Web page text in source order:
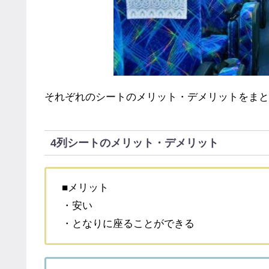
それぞれのシートのメリット・デメリットをま
4列シートのメリット・デメリット
■メリット
・安い
・となりに座ることができる